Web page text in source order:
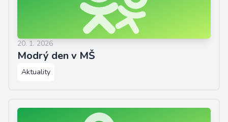
20. 1. 2026
Modrý den v MŠ
Aktuality